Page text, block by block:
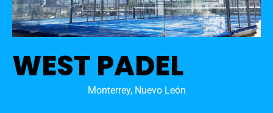
WEST PADEL
Monterrey, Nuevo León